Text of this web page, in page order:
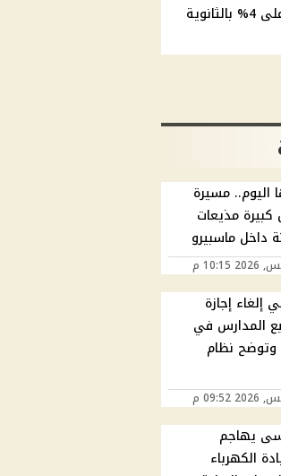
ريم محمد على 4% بالثانوية
اليوم.. مسيرة
كبيرة مذيعات
داخل ماسبيرو
إلغاء إجازة
المدارس في
2026/2027 وتوضح نظام
يهاجم
الكهرباء